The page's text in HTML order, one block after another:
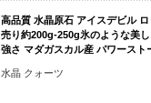
高品質 水晶原石 アイスデビル
売り約200g-250g氷のような美
強さ マダガスカル産 パワースト
水晶 クォーツ